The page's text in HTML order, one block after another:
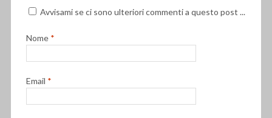
Avvisami se ci sono ulteriori commenti a questo post ...
Nome *
Email *